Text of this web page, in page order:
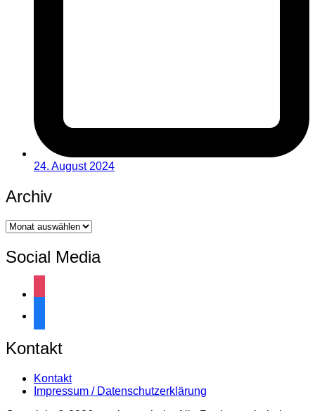
24. August 2024
Archiv
Archiv
Social Media
Kontakt
Kontakt
Impressum / Datenschutzerklärung